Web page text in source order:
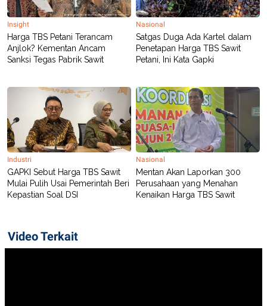
Insight
Harga TBS Petani Terancam
Anjlok? Kementan Ancam
Sanksi Tegas Pabrik Sawit
Nasional
Satgas Duga Ada Kartel dalam
Penetapan Harga TBS Sawit
Petani, Ini Kata Gapki
Industri
GAPKI Sebut Harga TBS Sawit
Mulai Pulih Usai Pemerintah Beri
Kepastian Soal DSI
Nasional
Mentan Akan Laporkan 300
Perusahaan yang Menahan
Kenaikan Harga TBS Sawit
Video Terkait